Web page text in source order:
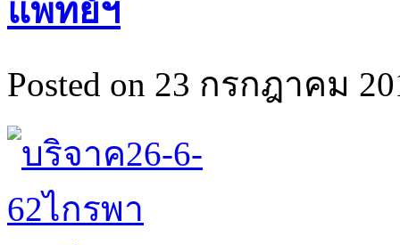
แพทย์ฯ
Posted on 23 กรกฎาคม